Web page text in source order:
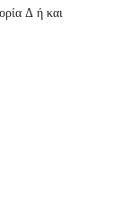
Δ ή και